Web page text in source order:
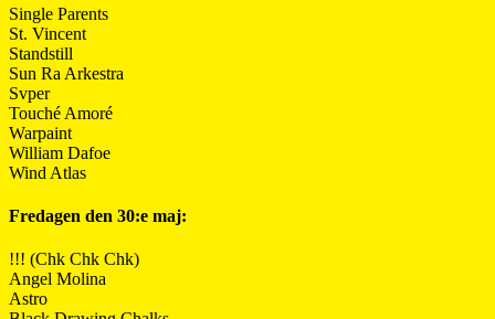
Single Parents
St. Vincent
Standstill
Sun Ra Arkestra
Svper
Touché Amoré
Warpaint
William Dafoe
Wind Atlas
Fredagen den 30:e maj:
!!! (Chk Chk Chk)
Angel Molina
Astro